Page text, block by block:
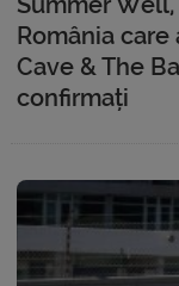
România
Cave & The
confirmați